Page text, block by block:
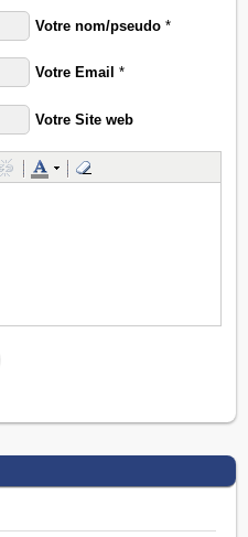
Votre nom/pseudo *
Votre Email *
Votre Site web